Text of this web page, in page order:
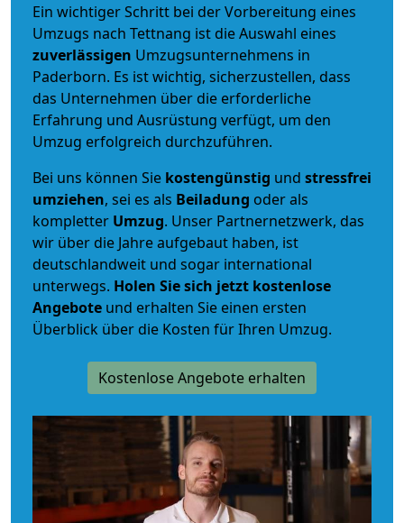
Ein wichtiger Schritt bei der Vorbereitung eines
Umzugs nach Tettnang ist die Auswahl eines
zuverlässigen Umzugsunternehmens in
Paderborn. Es ist wichtig, sicherzustellen, dass
das Unternehmen über die erforderliche
Erfahrung und Ausrüstung verfügt, um den
Umzug erfolgreich durchzuführen.
Bei uns können Sie kostengünstig und stressfrei
umziehen, sei es als Beiladung oder als
kompletter Umzug. Unser Partnernetzwerk, das
wir über die Jahre aufgebaut haben, ist
deutschlandweit und sogar international
unterwegs. Holen Sie sich jetzt kostenlose
Angebote und erhalten Sie einen ersten
Überblick über die Kosten für Ihren Umzug.
Kostenlose Angebote erhalten